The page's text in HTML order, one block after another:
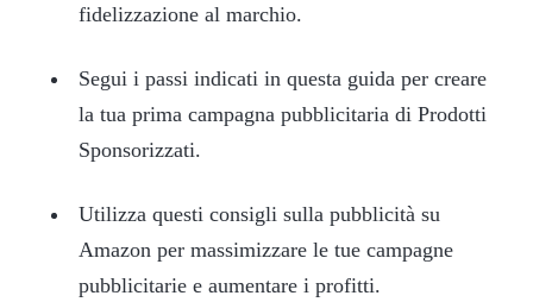
fidelizzazione al marchio.
Segui i passi indicati in questa guida per creare
la tua prima campagna pubblicitaria di Prodotti
Sponsorizzati.
Utilizza questi consigli sulla pubblicità su
Amazon per massimizzare le tue campagne
pubblicitarie e aumentare i profitti.